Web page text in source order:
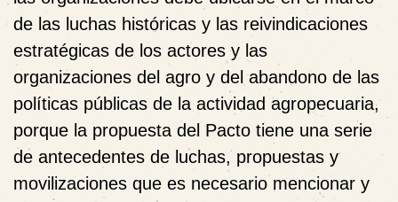
de las luchas históricas y las reivindicaciones
estratégicas de los actores y las
organizaciones del agro y del abandono de las
políticas públicas de la actividad agropecuaria,
porque la propuesta del Pacto tiene una serie
de antecedentes de luchas, propuestas y
movilizaciones que es necesario mencionar y